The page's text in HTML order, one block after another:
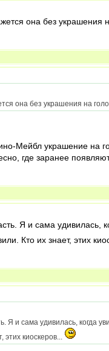
она без украшения
она без украшения на
Мейбл украшение на
где заранее
Я и сама удивилась,
Кто их знает, этих
Я и сама удивилась, когда
этих киоскеров...